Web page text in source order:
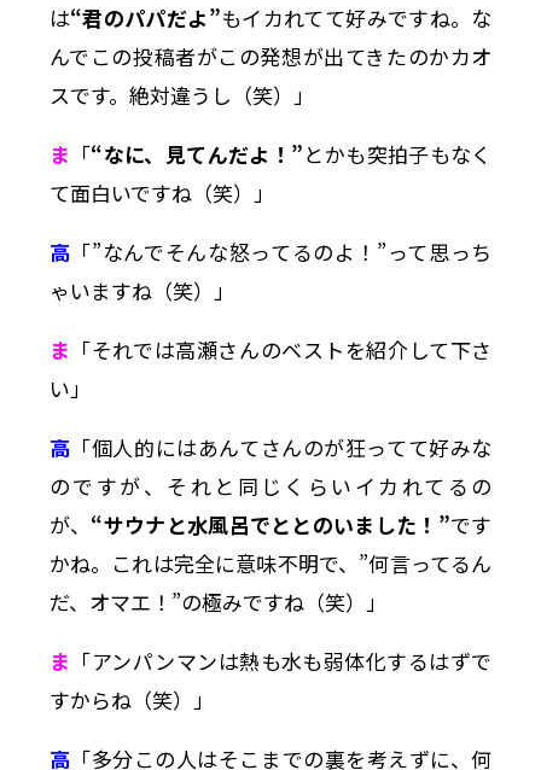
は“君のパパだよ”もイカれてて好みですね。な
んでこの投稿者がこの発想が出てきたのかカオ
スです。絶対違うし（笑）」
ま 「“なに、見てんだよ！”とかも突拍子もなく
て面白いですね（笑）」
高 「”なんでそんな怒ってるのよ！”って思っち
ゃいますね（笑）」
ま 「それでは高瀬さんのベストを紹介して下さ
い」
高 「個人的にはあんてさんのが狂ってて好みな
のですが、それと同じくらいイカれてるの
が、 “サウナと水風呂でととのいました！”です
かね。これは完全に意味不明で、”何言ってるん
だ、オマエ！”の極みですね（笑）」
ま 「アンパンマンは熱も水も弱体化するはずで
すからね（笑）」
高 「多分この人はそこまでの裏を考えずに、何